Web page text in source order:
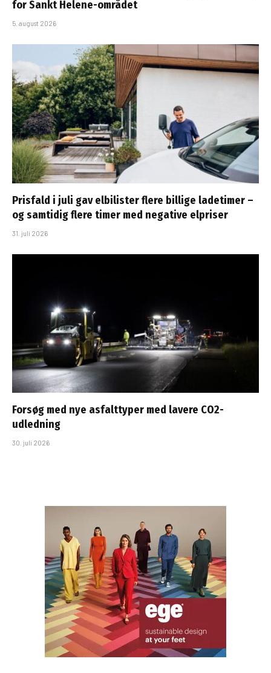
for Sankt Helene-området
5. august 2026
Prisfald i juli gav elbilister flere billige ladetimer –
og samtidig flere timer med negative elpriser
31. juli 2026
Forsøg med nye asfalttyper med lavere CO2-
udledning
30. juli 2026